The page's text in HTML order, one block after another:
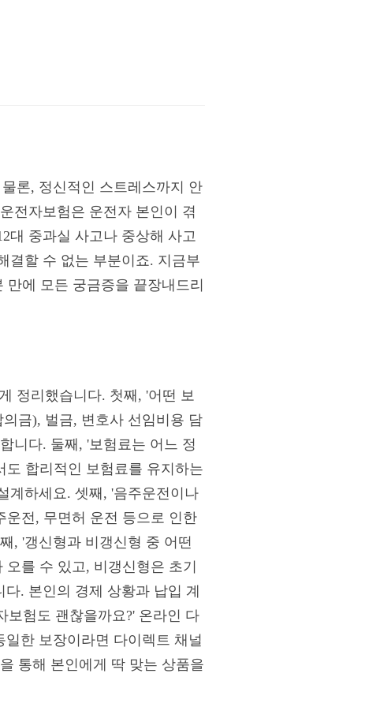
론, 정신적인 스트레스까지 안
전자보험은 운전자 본인이 겪
대 중과실 사고나 중상해 사고
결할 수 없는 부분이죠. 지금부
에 모든 궁금증을 끝장내드리
정리했습니다. 첫째, '어떤 보
금), 벌금, 변호사 선임비용 담
니다. 둘째, '보험료는 어느 정
도 합리적인 보험료를 유지하는
계하세요. 셋째, '음주운전이나
운전, 무면허 운전 등으로 인한
, '갱신형과 비갱신형 중 어떤
를 수 있고, 비갱신형은 초기
. 본인의 경제 상황과 납입 계
보험도 괜찮을까요?' 온라인 다
한 보장이라면 다이렉트 채널
통해 본인에게 딱 맞는 상품을